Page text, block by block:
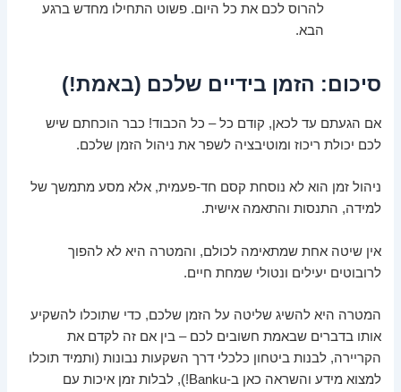
להרוס לכם את כל היום. פשוט התחילו מחדש ברגע
הבא.
סיכום: הזמן בידיים שלכם (באמת!)
אם הגעתם עד לכאן, קודם כל – כל הכבוד! כבר הוכחתם שיש
לכם יכולת ריכוז ומוטיבציה לשפר את ניהול הזמן שלכם.
ניהול זמן הוא לא נוסחת קסם חד-פעמית, אלא מסע מתמשך של
למידה, התנסות והתאמה אישית.
אין שיטה אחת שמתאימה לכולם, והמטרה היא לא להפוך
לרובוטים יעילים ונטולי שמחת חיים.
המטרה היא להשיג שליטה על הזמן שלכם, כדי שתוכלו להשקיע
אותו בדברים שבאמת חשובים לכם – בין אם זה לקדם את
הקריירה, לבנות ביטחון כלכלי דרך השקעות נבונות (ותמיד תוכלו
למצוא מידע והשראה כאן ב-Banku!), לבלות זמן איכות עם